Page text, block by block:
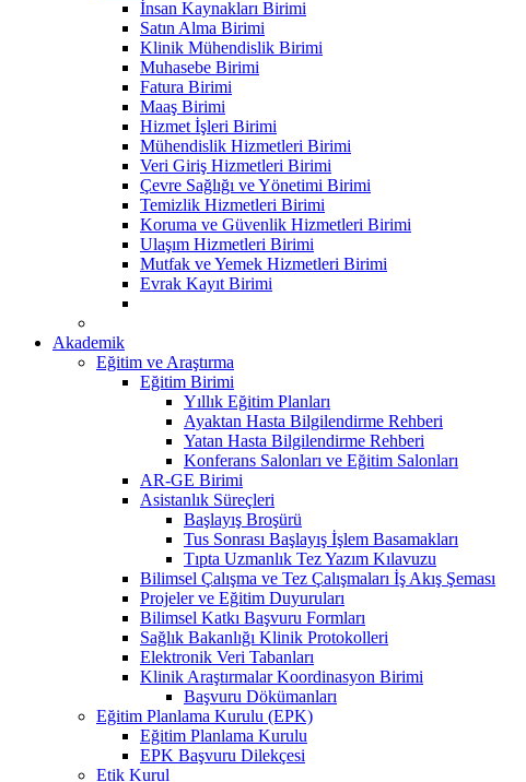
İnsan Kaynakları Birimi
Satın Alma Birimi
Klinik Mühendislik Birimi
Muhasebe Birimi
Fatura Birimi
Maaş Birimi
Hizmet İşleri Birimi
Mühendislik Hizmetleri Birimi
Veri Giriş Hizmetleri Birimi
Çevre Sağlığı ve Yönetimi Birimi
Temizlik Hizmetleri Birimi
Koruma ve Güvenlik Hizmetleri Birimi
Ulaşım Hizmetleri Birimi
Mutfak ve Yemek Hizmetleri Birimi
Evrak Kayıt Birimi
Akademik
Eğitim ve Araştırma
Eğitim Birimi
Yıllık Eğitim Planları
Ayaktan Hasta Bilgilendirme Rehberi
Yatan Hasta Bilgilendirme Rehberi
Konferans Salonları ve Eğitim Salonları
AR-GE Birimi
Asistanlık Süreçleri
Başlayış Broşürü
Tus Sonrası Başlayış İşlem Basamakları
Tıpta Uzmanlık Tez Yazım Kılavuzu
Bilimsel Çalışma ve Tez Çalışmaları İş Akış Şeması
Projeler ve Eğitim Duyuruları
Bilimsel Katkı Başvuru Formları
Sağlık Bakanlığı Klinik Protokolleri
Elektronik Veri Tabanları
Klinik Araştırmalar Koordinasyon Birimi
Başvuru Dökümanları
Eğitim Planlama Kurulu (EPK)
Eğitim Planlama Kurulu
EPK Başvuru Dilekçesi
Etik Kurul